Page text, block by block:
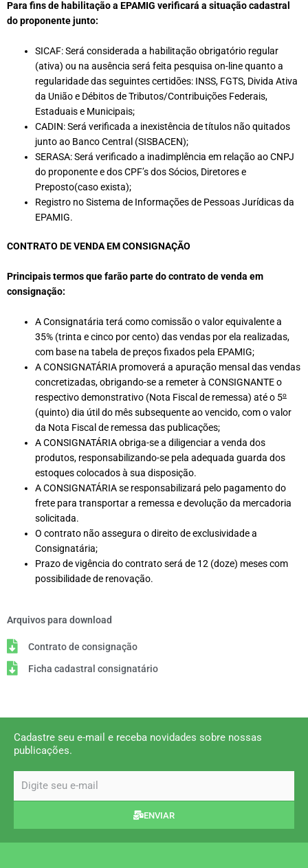
Para fins de habilitação a EPAMIG verificará a situação cadastral
do proponente junto:
SICAF: Será considerada a habilitação obrigatório regular
(ativa) ou na ausência será feita pesquisa on-line quanto a
regularidade das seguintes certidões: INSS, FGTS, Divida Ativa
da União e Débitos de Tributos/Contribuições Federais,
Estaduais e Municipais;
CADIN: Será verificada a inexistência de títulos não quitados
junto ao Banco Central (SISBACEN);
SERASA: Será verificado a inadimplência em relação ao CNPJ
do proponente e dos CPF’s dos Sócios, Diretores e
Preposto(caso exista);
Registro no Sistema de Informações de Pessoas Jurídicas da
EPAMIG.
CONTRATO DE VENDA EM CONSIGNAÇÃO
Principais termos que farão parte do contrato de venda em
consignação:
A Consignatária terá como comissão o valor equivalente a
35% (trinta e cinco por cento) das vendas por ela realizadas,
com base na tabela de preços fixados pela EPAMIG;
A CONSIGNATÁRIA promoverá a apuração mensal das vendas
concretizadas, obrigando-se a remeter à CONSIGNANTE o
respectivo demonstrativo (Nota Fiscal de remessa) até o 5o
(quinto) dia útil do mês subsequente ao vencido, com o valor
da Nota Fiscal de remessa das publicações;
A CONSIGNATÁRIA obriga-se a diligenciar a venda dos
produtos, responsabilizando-se pela adequada guarda dos
estoques colocados à sua disposição.
A CONSIGNATÁRIA se responsabilizará pelo pagamento do
frete para transportar a remessa e devolução da mercadoria
solicitada.
O contrato não assegura o direito de exclusividade a
Consignatária;
Prazo de vigência do contrato será de 12 (doze) meses com
possibilidade de renovação.
Arquivos para download
Contrato de consignação
Ficha cadastral consignatário
Cadastre seu e-mail e receba novidades sobre nossas
publicações.
ENVIAR